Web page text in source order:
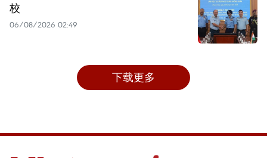
校
06/08/2026 02:49
下载更多